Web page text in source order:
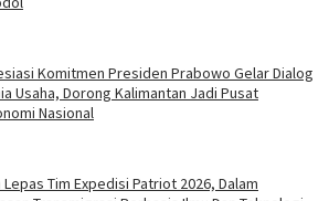
Komitmen Presiden Prabowo Gelar Dialog
Usaha, Dorong Kalimantan Jadi Pusat
Nasional
Lepas Tim Expedisi Patriot 2026, Dalam